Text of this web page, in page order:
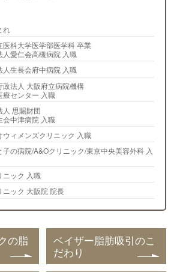
れ
医科大学医学部医学科 卒業
人愛仁会高槻病院 入職
人生長会府中病院 入職
政法人 大阪府立病院機構
療センター 入職
人 思賜財団
会中津病院 入職
ウィメンズクリニック 入職
子の病院/A&Oクリニック/東京中央美容外科 入
ニック 入職
ニック 大阪院 院長
の脂
ベイザー脂肪吸引のこ
だわり